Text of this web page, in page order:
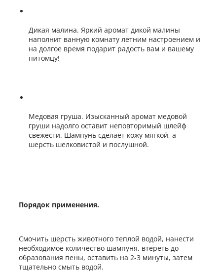
Дикая малина. Яркий аромат дикой малины
наполнит ванную комнату летним настроением и
на долгое время подарит радость вам и вашему
питомцу!
Медовая груша. Изысканный аромат медовой
груши надолго оставит неповторимый шлейф
свежести. Шампунь сделает кожу мягкой, а
шерсть шелковистой и послушной.
Порядок применения.
Смочить шерсть животного теплой водой, нанести
необходимое количество шампуня, втереть до
образования пены, оставить на 2-3 минуты, затем
тщательно смыть водой.